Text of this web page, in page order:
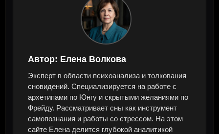
Автор: Елена Волкова
Эксперт в области психоанализа и толкования
сновидений. Специализируется на работе с
архетипами по Юнгу и скрытыми желаниями по
Фрейду. Рассматривает сны как инструмент
самопознания и работы со стрессом. На этом
сайте Елена делится глубокой аналитикой